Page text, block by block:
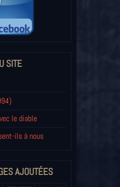
SITE
le diable
ils à nous
AJOUTÉES